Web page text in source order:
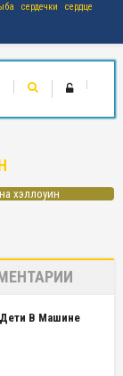
сердечки сердце
хэллоуин
Дети В Машине